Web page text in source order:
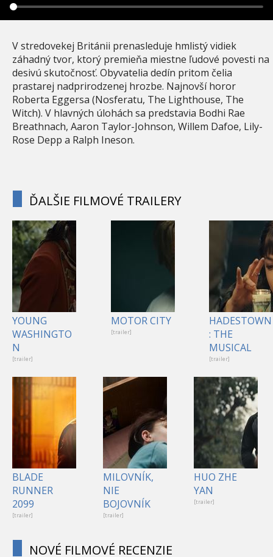
V stredovekej Británii prenasleduje hmlistý vidiek
záhadný tvor, ktorý premieňa miestne ľudové povesti na
desivú skutočnosť. Obyvatelia dedín pritom čelia
prastarej nadprirodzenej hrozbe. Najnovší horor
Roberta Eggersa (Nosferatu, The Lighthouse, The
Witch). V hlavných úlohách sa predstavia Bodhi Rae
Breathnach, Aaron Taylor-Johnson, Willem Dafoe, Lily-
Rose Depp a Ralph Ineson.
ĎALŠIE FILMOVÉ TRAILERY
YOUNG
WASHINGTO
N
[trailer]
MOTOR CITY
[trailer]
HADESTOWN
: THE
MUSICAL
[trailer]
BLADE
RUNNER
2099
[trailer]
MILOVNÍK,
NIE
BOJOVNÍK
[trailer]
HUO ZHE
YAN
[trailer]
NOVÉ FILMOVÉ RECENZIE